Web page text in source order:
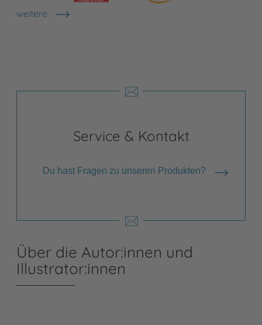
weitere
Shops anzeigen
Service & Kontakt
Du hast Fragen zu unseren Produkten?
Über die Autor:innen und
Illustrator:innen